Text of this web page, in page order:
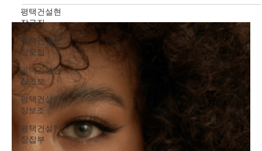
평택건설현
장구직
평택건설현
장모집
평택건설현
장초보
평택건설현
장보조
평택건설현
장잡부
다는 점에서 처음 유흥알바를 고민하는 사람들에게 현실적인 선택
지로 여겨진다. 최근에는 단기 근무를 전제로 한 구인 공고가 늘어나
면서, 단기유흥알바 초보자도 비교적 쉽게 정보를 접할 수 있는 환경
이 만들어졌다. 단기유흥알바 구인구직 여성 초보자가 유흥단기알
바를 선택하는 가장 큰 이유는 근무 기간의 짧음 이다. 하루나 며칠
단위로 근무가 가능해 “해보고 안 맞으면 그만두자”라는 가벼운 마
음으로 시작할 수 있다. 이는 경험이 없는 초보자에게 심리적인 진입
장벽을 크게 낮춰준다. 또한 본업이나 학업, 개인 일정과 병행이 가
능해 단기 수입이 필요한 상황에서 효율적인 선택이 된다. 유흥단기
알바의 수입 구조는 일반적인 시급 알바와 차이가 있다. 근무 시간
대비 보상